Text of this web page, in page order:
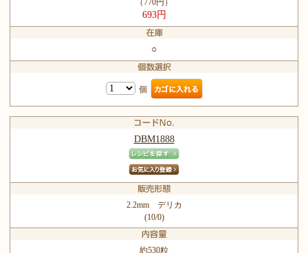
693円
○
個
DBM1888
2.2mm デリカ
(10/0)
約530粒